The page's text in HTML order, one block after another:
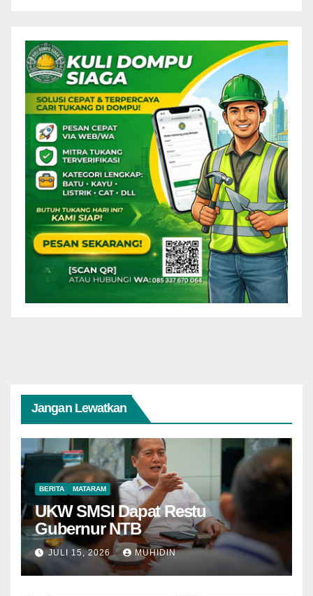
Jangan Lewatkan
BERITA MATARAM
UKW SMSI Dapat Restu
Gubernur NTB
JULI 15, 2026 MUHIDIN